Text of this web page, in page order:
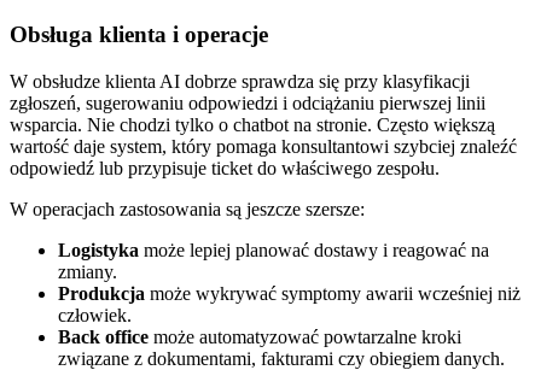
Obsługa klienta i operacje
W obsłudze klienta AI dobrze sprawdza się przy klasyfikacji
zgłoszeń, sugerowaniu odpowiedzi i odciążaniu pierwszej linii
wsparcia. Nie chodzi tylko o chatbot na stronie. Często większą
wartość daje system, który pomaga konsultantowi szybciej znaleźć
odpowiedź lub przypisuje ticket do właściwego zespołu.
W operacjach zastosowania są jeszcze szersze:
Logistyka może lepiej planować dostawy i reagować na
zmiany.
Produkcja może wykrywać symptomy awarii wcześniej niż
człowiek.
Back office może automatyzować powtarzalne kroki
związane z dokumentami, fakturami czy obiegiem danych.